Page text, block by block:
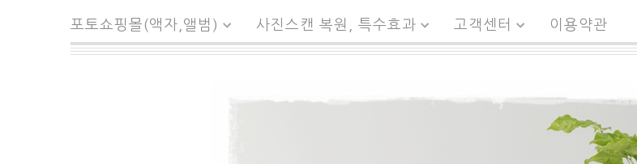
포토쇼핑몰(액자,앨범) 사진스캔 복원, 특수효과 고객센터 이용약관